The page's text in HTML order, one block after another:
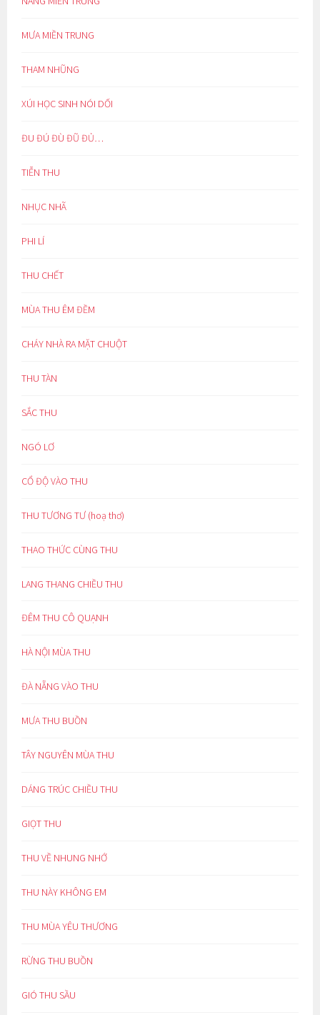
MƯA MIỀN TRUNG
THAM NHŨNG
XÚI HỌC SINH NÓI DỐI
ĐU ĐÚ ĐÙ ĐŨ ĐỦ…
TIỄN THU
NHỤC NHÃ
PHI LÍ
THU CHẾT
MÙA THU ÊM ĐỀM
CHÁY NHÀ RA MẶT CHUỘT
THU TÀN
SẮC THU
NGÓ LƠ
CỔ ĐỘ VÀO THU
THU TƯƠNG TƯ (hoạ thơ)
THAO THỨC CÙNG THU
LANG THANG CHIỀU THU
ĐÊM THU CÔ QUẠNH
HÀ NỘI MÙA THU
ĐÀ NẴNG VÀO THU
MƯA THU BUỒN
TÂY NGUYÊN MÙA THU
DÁNG TRÚC CHIỀU THU
GIỌT THU
THU VỀ NHUNG NHỚ
THU NÀY KHÔNG EM
THU MÙA YÊU THƯƠNG
RỪNG THU BUỒN
GIÓ THU SẦU